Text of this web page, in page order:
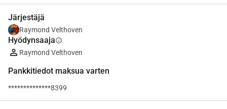
Järjestäjä
Raymond Velthoven
Hyödynsaajainfo
Raymond Velthoven
Pankkitiedot maksua varten
**************8399